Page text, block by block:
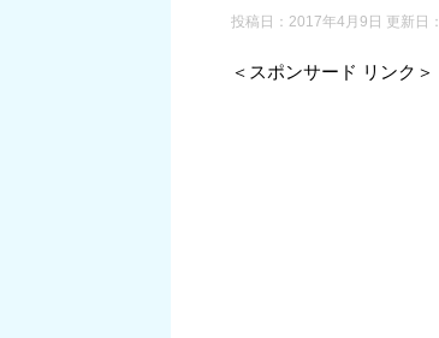
投稿日：2017年4月9日 更新日：
＜スポンサード リンク＞